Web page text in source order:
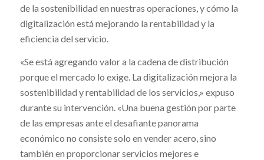
de la sostenibilidad en nuestras operaciones, y cómo la
digitalización está mejorando la rentabilidad y la
eficiencia del servicio.
«Se está agregando valor a la cadena de distribución
porque el mercado lo exige. La digitalización mejora la
sostenibilidad y rentabilidad de los servicios,» expuso
durante su intervención. «Una buena gestión por parte
de las empresas ante el desafiante panorama
económico no consiste solo en vender acero, sino
también en proporcionar servicios mejores e